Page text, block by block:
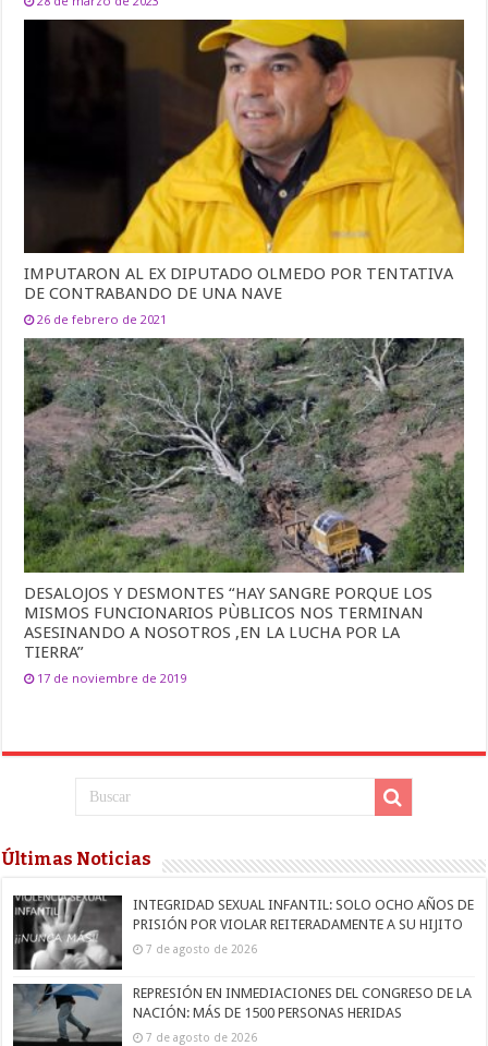
IMPUTARON AL EX DIPUTADO OLMEDO POR TENTATIVA
DE CONTRABANDO DE UNA NAVE
26 de febrero de 2021
DESALOJOS Y DESMONTES “HAY SANGRE PORQUE LOS
MISMOS FUNCIONARIOS PÙBLICOS NOS TERMINAN
ASESINANDO A NOSOTROS ,EN LA LUCHA POR LA
TIERRA”
17 de noviembre de 2019
Últimas Noticias
INTEGRIDAD SEXUAL INFANTIL: SOLO OCHO AÑOS DE
PRISIÓN POR VIOLAR REITERADAMENTE A SU HIJITO
7 de agosto de 2026
REPRESIÓN EN INMEDIACIONES DEL CONGRESO DE LA
NACIÓN: MÁS DE 1500 PERSONAS HERIDAS
7 de agosto de 2026